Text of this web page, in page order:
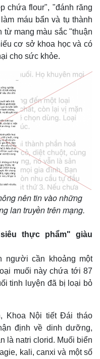
chứa flour", "đánh răng
máu bẩn và tụ thành
từ mang màu sắc "thuận
cơ sở khoa học và có
cho sức khỏe.
nên tin vào những
lan truyền trên mạng.
thực phẩm" giàu
người cần khoảng một
muối này chứa tới 87
tinh luyện đã bị loại bỏ
Khoa Nội tiết Đái tháo
định về dinh dưỡng,
là natri clorid. Muối biển
kali, canxi và một số